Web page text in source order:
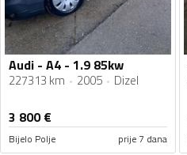
Audi - A4 - 1.9 85kw
227313 km 2005 Dizel
3 800€
Bijelo Polje prije 7 dana